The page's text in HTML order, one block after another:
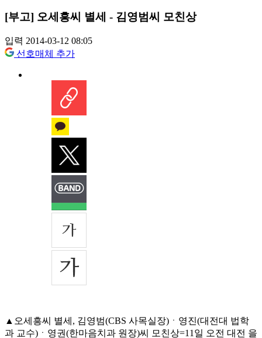
[부고] 오세흥씨 별세 - 김영범씨 모친상
입력 2014-03-12 08:05
선호매체 추가
▲오세흥씨 별세, 김영범(CBS 사목실장)ㆍ영진(대전대 법학
과 교수)ㆍ영권(한마음치과 원장)씨 모친상=11일 오전 대전 을